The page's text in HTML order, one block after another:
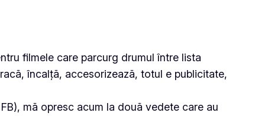
filmele care parcurg drumul între lista
încalță, accesorizează, totul e publicitate,
mă opresc acum la două vedete care au